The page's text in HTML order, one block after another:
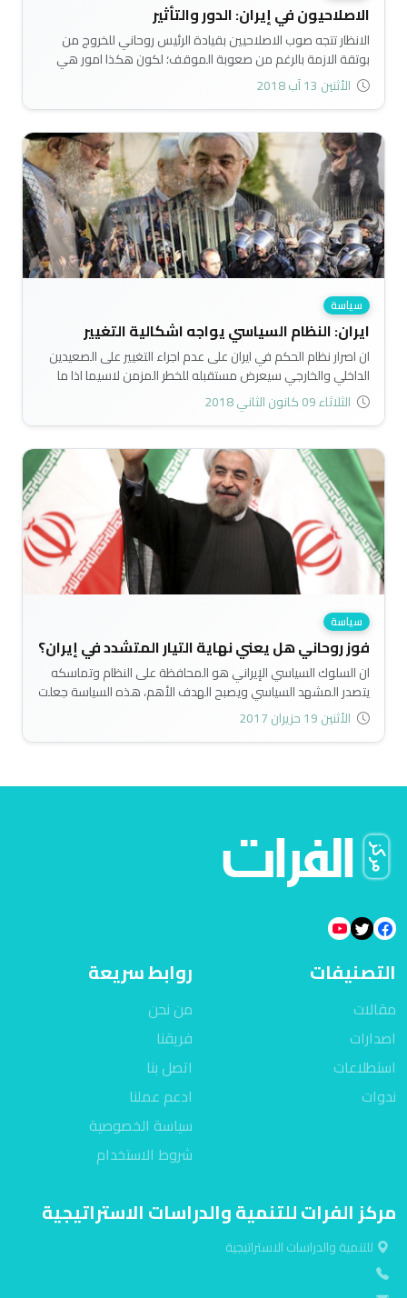
الاصلاحيون في إيران: الدور والتأثير
الانظار تتجه صوب الاصلاحيين بقيادة الرئيس روحاني للخروج من
بوتقة الازمة بالرغم من صعوبة الموقف؛ لكون هكذا امور هي
من صلاحية المرشد الاعلى لا سيما ما يتعلق بإعادة اجراء التفاوض
مع الولايات المتحدة..
الأثنين 13 آب 2018
سياسة
ايران: النظام السياسي يواجه اشكالية التغيير
ان اصرار نظام الحكم في ايران على عدم اجراء التغيير على الصعيدين
الداخلي والخارجي سيعرض مستقبله للخطر المزمن لاسيما اذا ما
شهدت الاوضاع الاقتصادية والحريات السياسية تصعيدا اكبر في الايام
والسنين القادمة..
الثلاثاء 09 كانون الثاني 2018
سياسة
فوز روحاني هل يعني نهاية التيار المتشدد في إيران؟
ان السلوك السياسي الإيراني هو المحافظة على النظام وتماسكه
يتصدر المشهد السياسي ويصبح الهدف الأهم، هذه السياسة جعلت
من الانتخابات مجرد عملية سياسية تجري بأوقاتها المحددة لتحقيق
هذا الهدف..
الأثنين 19 حزيران 2017
التصنيفات
مقالات
اصدارات
استطلاعات
ندوات
روابط سريعة
من نحن
فريقنا
اتصل بنا
ادعم عملنا
سياسة الخصوصية
شروط الاستخدام
مركز الفرات للتنمية والدراسات الاستراتيجية
للتنمية والدراسات الاستراتيجية